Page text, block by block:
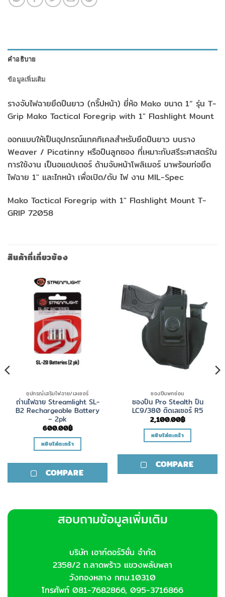
คำอธิบาย
ข้อมูลเพิ่มเติม
รางจับไฟฉายยึดปืนยาว (กริ๊ปหน้า) ยี่ห้อ Mako ขนาด 1” รุ่น T-
Grip Mako Tactical Foregrip with 1″ Flashlight Mount
ออกแบบให้เป็นอุปกรณ์แทคทิเคลสำหรับยึดปืนยาว บนราง
Weaver / Picatinny หรือปืนลูกซอง ที่เหมาะกับสรีระศาสตร์ใน
การใช้งาน เป็นอแดปเตอร์ ด้ามจับหน้าโพลิเมอร์ มาพร้อมท่อยึด
ไฟฉาย 1″ และไกหน้า เพื่อเปิด/ดับ ไฟ งาน MIL-Spec
Mako Tactical Foregrip with 1″ Flashlight Mount T-
GRIP 72058
สินค้าที่เกี่ยวข้อง
อุปกรณ์เสริมไฟฉาย/เลเซอร์
ถ่านไฟฉาย Streamlight SL-
B2 Rechargeable Battery
– 2pk
600.00฿
หยิบใส่ตะกร้า
COMPARE
ซองปืนพกซ่อน
ซองปืน Pro Stealth ปืน
LC9/380 ติดเลเซอร์ R5
2,100.00฿
หยิบใส่ตะกร้า
COMPARE
สอบถามข้อมูลเพิ่มเติม
บริษัท เอาท์ดอร์วิชั่น จำกัด
2358/2 ถ.ลาดพร้าว แขวงพลับพลา
วังทองหลาง กทม.10310
โทรศัพท์ 081-7682866, 095-3716866